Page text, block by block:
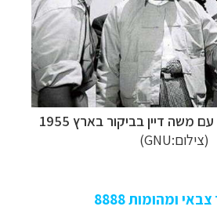
משה דיין בביקור בארץ 1955
(צילום:GNU
)
ומהומות 8888